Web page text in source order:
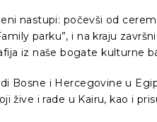
nastupi: počevši od
parku”, i na kraju
iz naše bogate kulturne
Bosne i Hercegovine u
žive i rade u Kairu, kao i